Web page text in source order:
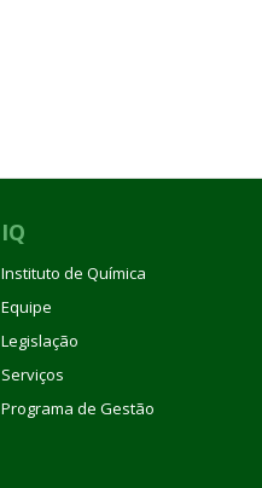
IQ
Instituto de Química
Equipe
Legislação
Serviços
Programa de Gestão